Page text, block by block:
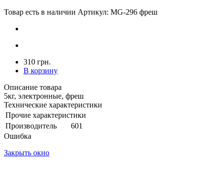
Товар есть в наличии Артикул: MG-296 фреш
310 грн.
В корзину
Описание товара
5кг, электронные, фреш
Технические характеристики
Прочие характеристики
Производитель
601
Ошибка
Закрыть окно